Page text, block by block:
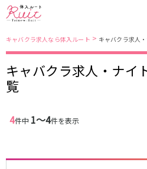
キャバクラ求人なら体入ルート > キャバクラ求人
キャバクラ求人・ナイ
覧
4件中 1〜4件を表示
東京都
錦糸町・亀戸
立川
歌舞伎
東京メトロ日比谷線
秋葉原駅
広尾駅
三ノ輪